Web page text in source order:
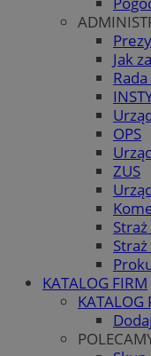
Jak
OPS
ZUS
KATALOG FIRM
KATALOG